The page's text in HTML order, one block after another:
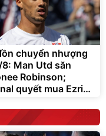
chuyển nhượng
Man Utd săn
Robinson;
quyết mua Ezri